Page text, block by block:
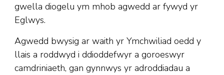
gwella diogelu ym mhob agwedd ar fywyd yr
Eglwys.
Agwedd bwysig ar waith yr Ymchwiliad oedd y
llais a roddwyd i ddioddefwyr a goroeswyr
camdriniaeth, gan gynnwys yr adroddiadau a